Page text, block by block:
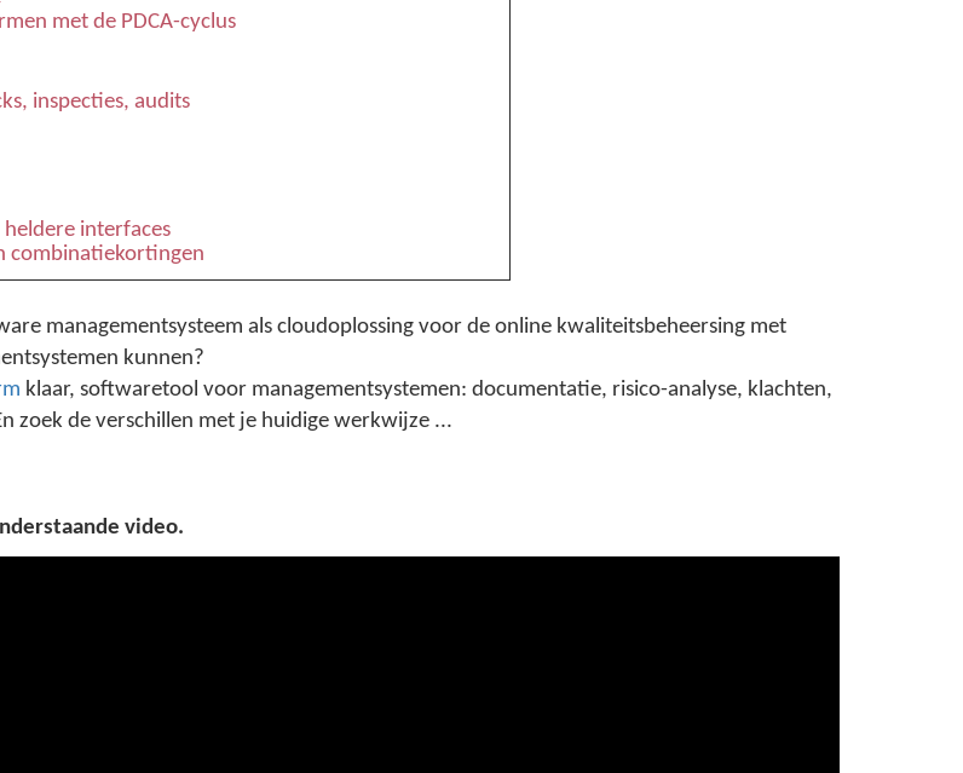
met de PDCA-cyclus
inspecties, audits
interfaces
combinatiekortingen
managementsysteem als cloudoplossing voor de online kwaliteitsbeheersing met
kunnen?
klaar, softwaretool voor managementsystemen: documentatie, risico-analyse, klachten,
zoek de verschillen met je huidige werkwijze ...
video.